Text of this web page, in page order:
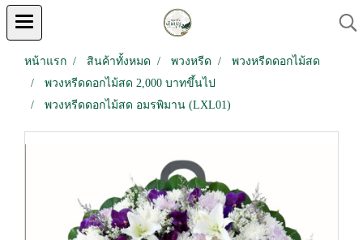
หน้าแรก สินค้าทั้งหมด พวงหรีด
พวงหรีดดอกไม้สด
พวงหรีดดอกไม้สด 2,000 บาทขึ้นไป
พวงหรีดดอกไม้สด อมรพิมาน (LXL01)